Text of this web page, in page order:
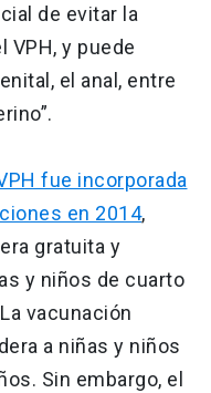
de evitar la
y puede
el anal, entre
fue incorporada
en 2014,
gratuita y
y niños de cuarto
vacunación
a niñas y niños
Sin embargo, el